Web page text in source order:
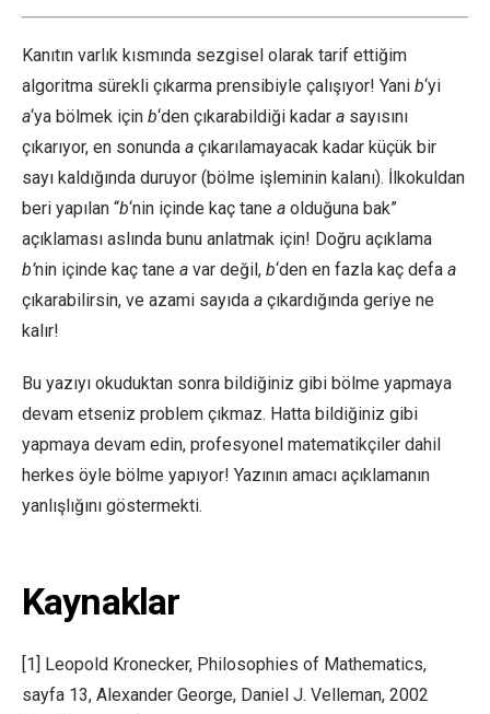
Kanıtın varlık kısmında sezgisel olarak tarif ettiğim
algoritma sürekli çıkarma prensibiyle çalışıyor! Yani b‘yi
a‘ya bölmek için b‘den çıkarabildiği kadar a sayısını
çıkarıyor, en sonunda a çıkarılamayacak kadar küçük bir
sayı kaldığında duruyor (bölme işleminin kalanı). İlkokuldan
beri yapılan “b‘nin içinde kaç tane a olduğuna bak”
açıklaması aslında bunu anlatmak için! Doğru açıklama
b’nin içinde kaç tane a var değil, b‘den en fazla kaç defa a
çıkarabilirsin, ve azami sayıda a çıkardığında geriye ne
kalır!
Bu yazıyı okuduktan sonra bildiğiniz gibi bölme yapmaya
devam etseniz problem çıkmaz. Hatta bildiğiniz gibi
yapmaya devam edin, profesyonel matematikçiler dahil
herkes öyle bölme yapıyor! Yazının amacı açıklamanın
yanlışlığını göstermekti.
Kaynaklar
[1] Leopold Kronecker, Philosophies of Mathematics,
sayfa 13, Alexander George, Daniel J. Velleman, 2002